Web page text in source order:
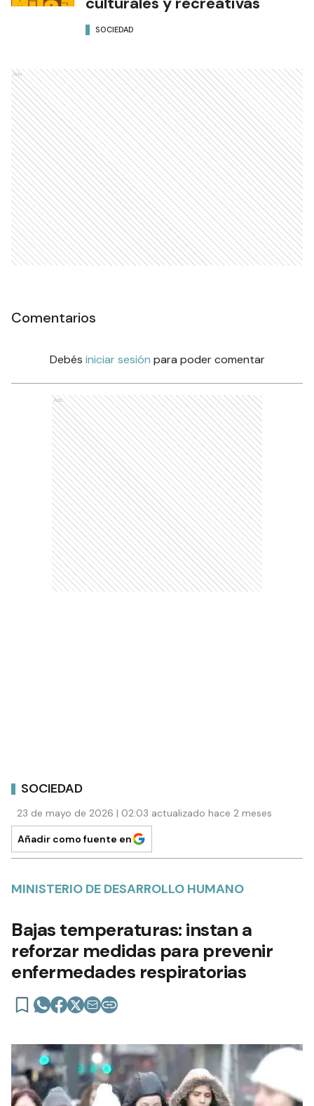
SOCIEDAD
Ads
Comentarios
Debés iniciar sesión para poder comentar
Ads
SOCIEDAD
23 de mayo de 2026 | 02:03 actualizado hace 2 meses
Añadir como fuente en
MINISTERIO DE DESARROLLO HUMANO
Bajas temperaturas: instan a
reforzar medidas para prevenir
enfermedades respiratorias